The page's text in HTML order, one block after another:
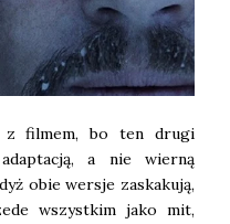
z filmem, bo ten drugi
a nie wierną
obie wersje zaskakują,
wszystkim jako mit,